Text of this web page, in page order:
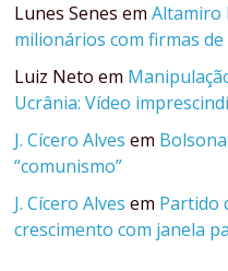
Lunes Senes emAltamiro
milionários com firmas
Luiz Neto em
Ucrânia: Vídeo
J. Cícero Alves em
“comunismo”
J. Cícero Alves em Partido
crescimento com janela